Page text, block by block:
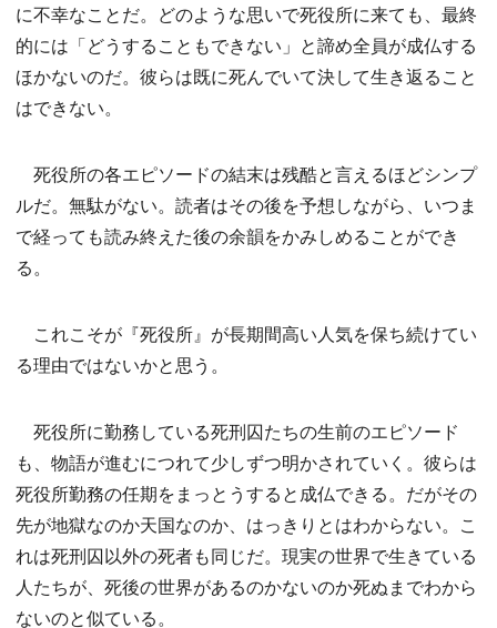
に不幸なことだ。どのような思いで死役所に来ても、最終
的には「どうすることもできない」と諦め全員が成仏する
ほかないのだ。彼らは既に死んでいて決して生き返ること
はできない。
死役所の各エピソードの結末は残酷と言えるほどシンプ
ルだ。無駄がない。読者はその後を予想しながら、いつま
で経っても読み終えた後の余韻をかみしめることができ
る。
これこそが『死役所』が長期間高い人気を保ち続けてい
る理由ではないかと思う。
死役所に勤務している死刑囚たちの生前のエピソード
も、物語が進むにつれて少しずつ明かされていく。彼らは
死役所勤務の任期をまっとうすると成仏できる。だがその
先が地獄なのか天国なのか、はっきりとはわからない。こ
れは死刑囚以外の死者も同じだ。現実の世界で生きている
人たちが、死後の世界があるのかないのか死ぬまでわから
ないのと似ている。